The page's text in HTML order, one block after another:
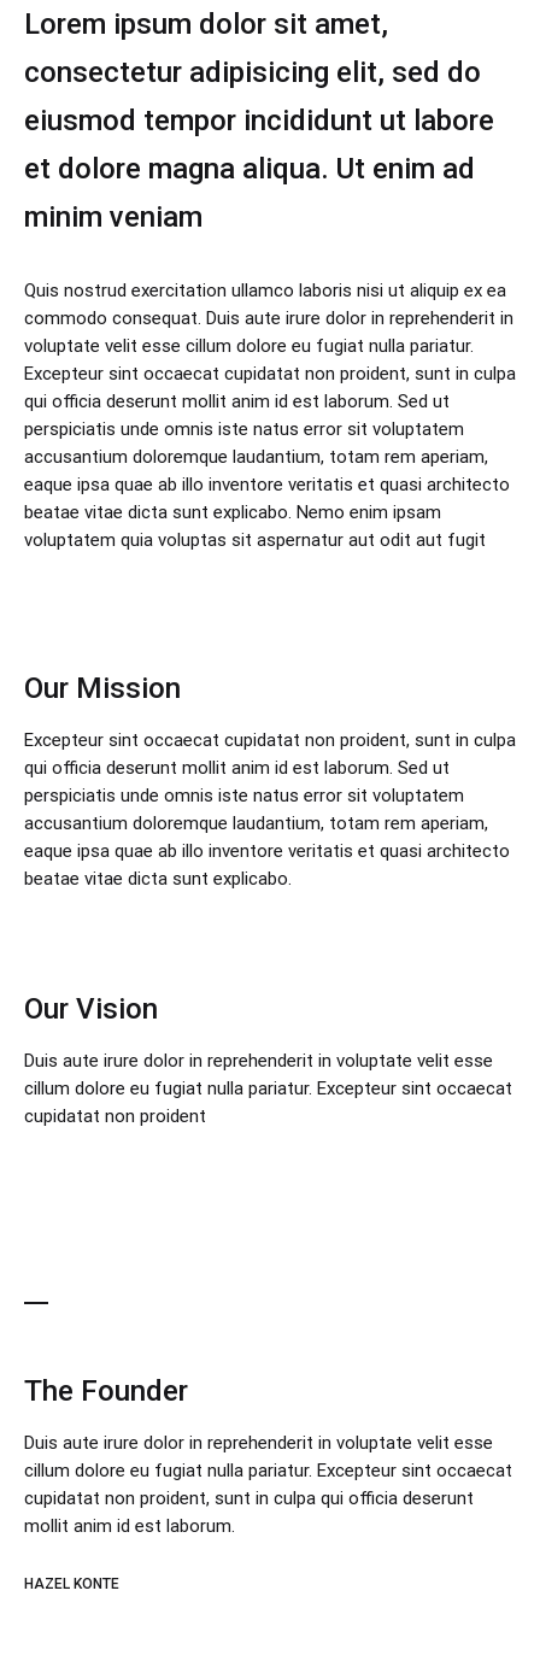
Lorem ipsum dolor sit amet,
consectetur adipisicing elit, sed do
eiusmod tempor incididunt ut labore
et dolore magna aliqua. Ut enim ad
minim veniam
Quis nostrud exercitation ullamco laboris nisi ut aliquip ex ea
commodo consequat. Duis aute irure dolor in reprehenderit in
voluptate velit esse cillum dolore eu fugiat nulla pariatur.
Excepteur sint occaecat cupidatat non proident, sunt in culpa
qui officia deserunt mollit anim id est laborum. Sed ut
perspiciatis unde omnis iste natus error sit voluptatem
accusantium doloremque laudantium, totam rem aperiam,
eaque ipsa quae ab illo inventore veritatis et quasi architecto
beatae vitae dicta sunt explicabo. Nemo enim ipsam
voluptatem quia voluptas sit aspernatur aut odit aut fugit
Our Mission
Excepteur sint occaecat cupidatat non proident, sunt in culpa
qui officia deserunt mollit anim id est laborum. Sed ut
perspiciatis unde omnis iste natus error sit voluptatem
accusantium doloremque laudantium, totam rem aperiam,
eaque ipsa quae ab illo inventore veritatis et quasi architecto
beatae vitae dicta sunt explicabo.
Our Vision
Duis aute irure dolor in reprehenderit in voluptate velit esse
cillum dolore eu fugiat nulla pariatur. Excepteur sint occaecat
cupidatat non proident
The Founder
Duis aute irure dolor in reprehenderit in voluptate velit esse
cillum dolore eu fugiat nulla pariatur. Excepteur sint occaecat
cupidatat non proident, sunt in culpa qui officia deserunt
mollit anim id est laborum.
HAZEL KONTE